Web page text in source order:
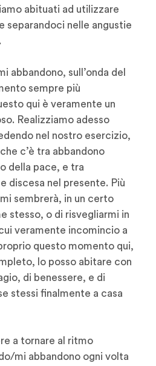
abituati ad utilizzare
separandoci nelle angustie
abbandono, sull’onda del
sempre più
qui è veramente un
Realizziamo adesso
nel nostro esercizio,
c’è tra abbandono
della pace, e tra
discesa nel presente. Più
sembrerà, in un certo
stesso, o di risvegliarmi in
veramente incomincio a
questo momento qui,
lo posso abitare con
di benessere, e di
stessi finalmente a casa
a tornare al ritmo
mi abbandono ogni volta